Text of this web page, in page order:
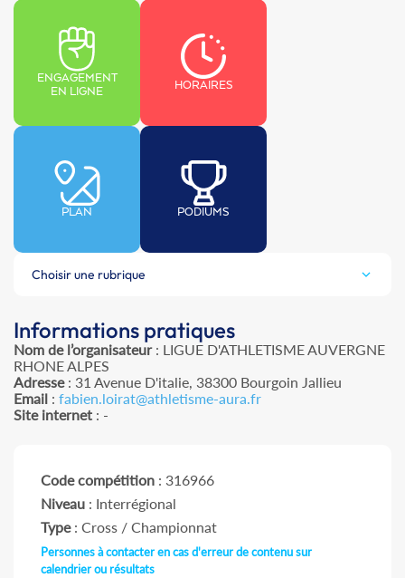
ENGAGEMENT
EN LIGNE
HORAIRES
PLAN PODIUMS
Choisir une rubrique
Informations pratiques
Nom de l’organisateur: LIGUE D'ATHLETISME AUVERGNE
RHONE ALPES
Adresse: 31 Avenue D'italie, 38300 Bourgoin Jallieu
Email : fabien.loirat@athletisme-aura.fr
Site internet : -
Code compétition : 316966
Niveau : Interrégional
Type: Cross / Championnat
Personnes à contacter en cas d'erreur de contenu sur
calendrier ou résultats